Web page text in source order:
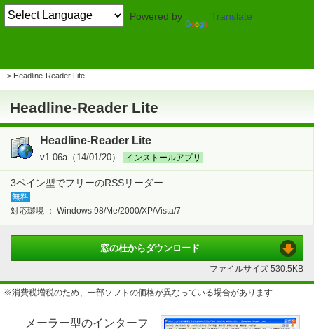
Powered by Translate
Headline-Reader Lite
Headline-Reader Lite
Headline-Reader Lite
v1.06a（14/01/20） インストールアプリ
3ペイン型でフリーのRSSリーダー
無料
対応環境 ： Windows 98/Me/2000/XP/Vista/7
窓の杜からダウンロード
ファイルサイズ530.5KB
※消費税増税のため、一部ソフトの価格が異なっている場合があります
メーラー型のインターフ